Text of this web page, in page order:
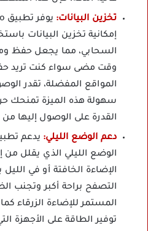
تخزين البيانات:
إمكانية تخزين البيانات
السحابي، مما يجعل حفظ
وقت مضى سواء كنت تريد
المواقع المفضلة، تقدر
سهولة هذه الميزة تمنحك
القدرة على الوصول إليها
دعم الوضع الليلي:
الوضع الليلي الذي يقلل من
الإضاءة الخافتة أو في
التصفح براحة أكبر وتجنب
المستمر للإضاءة الزرقاء